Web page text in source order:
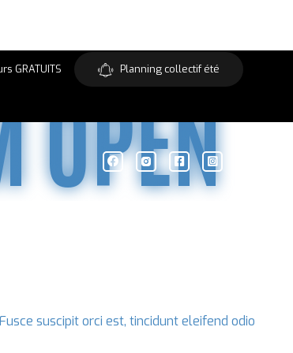
GRATUITS Planning collectif été
OPEN
suscipit orci est, tincidunt eleifend odio